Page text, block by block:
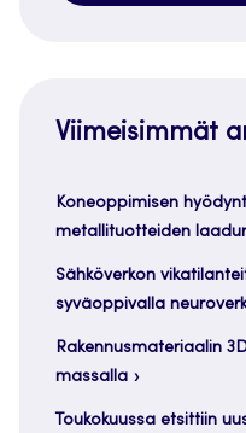
Viimeisimmät
Koneoppimisen
metallituotteiden
Sähköverkon
syväoppivalla
Rakennusmateriaalin
massalla
Toukokuussa etsittiin